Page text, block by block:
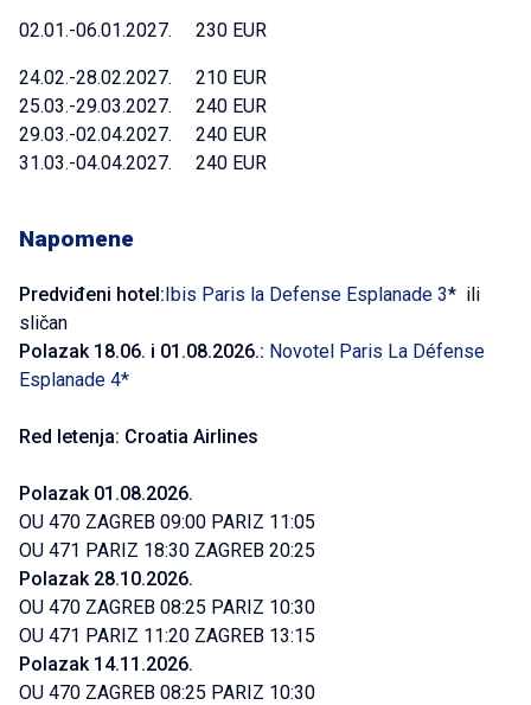
02.01.-06.01.2027. 230 EUR
24.02.-28.02.2027. 210 EUR
25.03.-29.03.2027. 240 EUR
29.03.-02.04.2027. 240 EUR
31.03.-04.04.2027. 240 EUR
Napomene
Predviđeni hotel:Ibis Paris la Defense Esplanade 3* ili
sličan
Polazak 18.06. i 01.08.2026.: Novotel Paris La Défense
Esplanade 4*
Red letenja: Croatia Airlines
Polazak 01.08.2026.
OU 470 ZAGREB 09:00 PARIZ 11:05
OU 471 PARIZ 18:30 ZAGREB 20:25
Polazak 28.10.2026.
OU 470 ZAGREB 08:25 PARIZ 10:30
OU 471 PARIZ 11:20 ZAGREB 13:15
Polazak 14.11.2026.
OU 470 ZAGREB 08:25 PARIZ 10:30